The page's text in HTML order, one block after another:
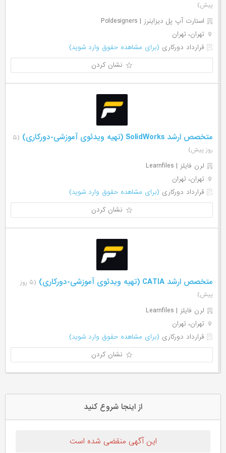
پیش)
استارت آپ پل دیزاینرز | Poldesigners
تهران، تهران
قرارداد دورکاری (برای مشاهده حقوق وارد شوید)
نشان کردن
متخصص ارشد SolidWorks (تهیه ویدئوی آموزشی-دورکاری)
(۵
روز پیش)
لرن فایلز | Learnfiles
تهران، تهران
قرارداد دورکاری (برای مشاهده حقوق وارد شوید)
نشان کردن
متخصص ارشد CATIA (تهیه ویدئوی آموزشی-دورکاری)
(۵ روز
پیش)
لرن فایلز | Learnfiles
تهران، تهران
قرارداد دورکاری (برای مشاهده حقوق وارد شوید)
نشان کردن
از اینجا شروع کنید
این آگهی منقضی شده است